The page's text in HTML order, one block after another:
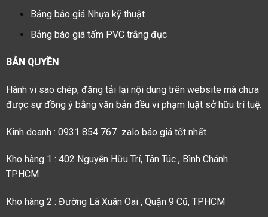
Bảng báo giá Nhựa kỹ thuật
Bảng báo giá tấm PVC trắng đục
BẢN QUYỀN
Hành vi sao chép, đăng tải lại nội dung trên website mà chưa
được sự đồng ý bằng văn bản đều vi phạm luật sở hữu trí tuệ.
Kinh doanh : 0931 854 767 zalo báo giá tốt nhất
Kho hàng 1 : 402 Nguyễn Hữu Trí, Tân Túc , Bình Chánh.
TPHCM
Kho hàng 2 : Đường Lã Xuân Oai , Quận 9 Cũ, TPHCM